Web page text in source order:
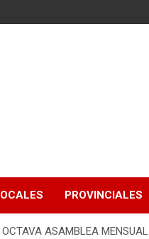
PROVINCIALES
ASAMBLEA MENSUAL